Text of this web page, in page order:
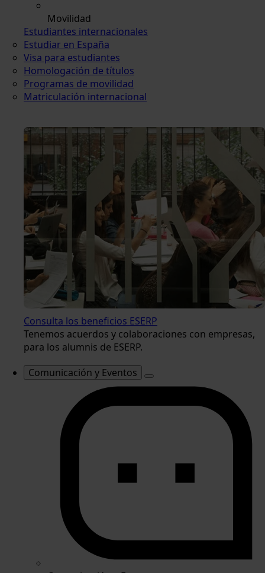
Movilidad
Estudiantes internacionales
Estudiar en España
Visa para estudiantes
Homologación de títulos
Programas de movilidad
Matriculación internacional
Consulta los beneficios ESERP
Tenemos acuerdos y colaboraciones con empresas,
para los alumnis de ESERP.
Comunicación y Eventos